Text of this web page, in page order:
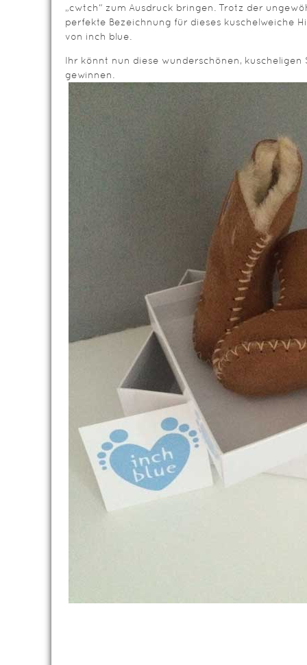
„cwtch“ zum Ausdruck bringen. Trotz der
perfekte Bezeichnung für dieses kuschelweiche
von inch blue.
Ihr könnt nun diese wunderschönen, kuscheligen
gewinnen.